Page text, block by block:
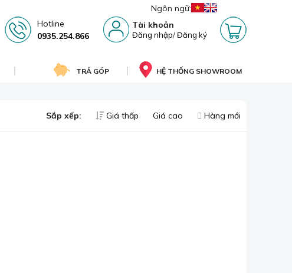
Ngôn ngữ:
Hotline
0935.254.866
Tài khoản
Đăng nhập/Đăng ký
TRẢ GÓP HỆ THỐNG SHOWROOM
Sắp xếp: Giá thấp Giá cao Hàng mới